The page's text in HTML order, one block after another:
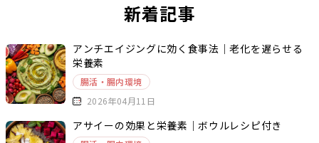
新着記事
アンチエイジングに効く食事法｜老化を遅らせる
栄養素
腸活・腸内環境
2026年04月11日
アサイーの効果と栄養素｜ボウルレシピ付き